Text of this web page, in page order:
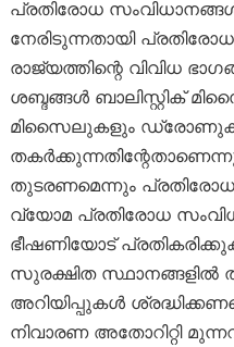
പ്രതിരോധ
നേരിടുന്നതായി
രാജ്യത്തിന്റെ വിവിധ
ശബ്ദങ്ങള്‍ ബാലിസ്റ്റിക്
മിസൈലുകളും
തുടരണമെന്നും പ്രതിരോധ
വ്യോമ പ്രതിരോധ
ഭീഷണിയോട്
സുരക്ഷിത
അറിയിപ്പുകള്‍
നിവാരണ അതോറിറ്റി